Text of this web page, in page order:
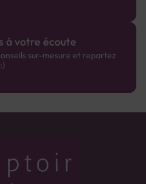
à votre écoute
sur-mesure et repartez